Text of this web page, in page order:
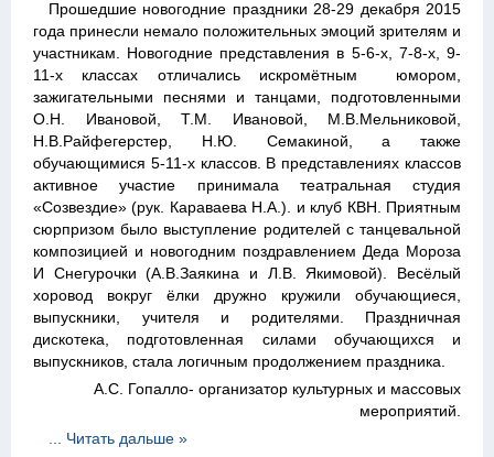
Прошедшие новогодние праздники 28-29 декабря 2015
года принесли немало положительных эмоций зрителям и
участникам. Новогодние представления в 5-6-х, 7-8-х, 9-
11-х классах отличались искромётным юмором,
зажигательными песнями и танцами, подготовленными
О.Н. Ивановой, Т.М. Ивановой, М.В.Мельниковой,
Н.В.Райфегерстер, Н.Ю. Семакиной, а также
обучающимися 5-11-х классов. В представлениях классов
активное участие принимала театральная студия
«Созвездие» (рук. Караваева Н.А.). и клуб КВН. Приятным
сюрпризом было выступление родителей с танцевальной
композицией и новогодним поздравлением Деда Мороза
И Снегурочки (А.В.Заякина и Л.В. Якимовой). Весёлый
хоровод вокруг ёлки дружно кружили обучающиеся,
выпускники, учителя и родителями. Праздничная
дискотека, подготовленная силами обучающихся и
выпускников, стала логичным продолжением праздника.
А.С. Гопалло- организатор культурных и массовых
мероприятий.
... Читать дальше »